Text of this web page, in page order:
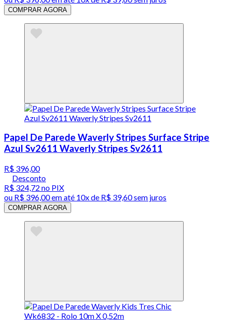
COMPRAR AGORA
Papel De Parede Waverly Stripes Surface Stripe
Azul Sv2611 Waverly Stripes Sv2611
R$ 396,00
Desconto
R$ 324,72 no PIX
ou R$ 396,00em até 10x de R$ 39,60 sem juros
COMPRAR AGORA